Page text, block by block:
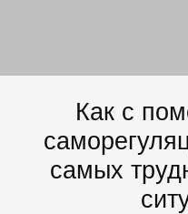
Как с
самых